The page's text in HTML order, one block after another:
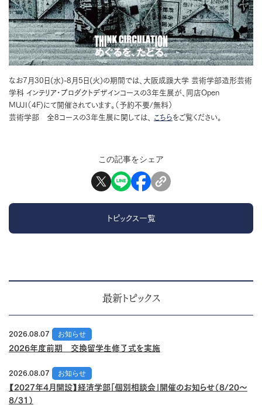
なお7月30日(水)-8月5日(火)の期間では、大阪成蹊大学 芸術学部造形芸術
学科 インテリア･プロダクトデザインコースの3年生展が、同店Open
MUJI（4F)にて開催されています。（予約不要/無料）
芸術学部 全8コースの3年生展に関しては、 こちらをご覧ください。
この記事をシェア
トピックス一覧
最新トピックス
2026.08.07
お知らせ
2026年度前期 交換留学生修了式を実施
2026.08.07
お知らせ
【2027年4月開設】経済学部「個別相談会」開催のお知らせ（8/20～
8/31）